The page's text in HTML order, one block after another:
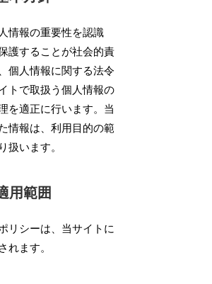
情報の重要性を認識
護することが社会的責
個人情報に関する法令
トで取扱う個人情報の
を適正に行います。当
情報は、利用目的の範
扱います。
用範囲
リシーは、当サイトに
れます。